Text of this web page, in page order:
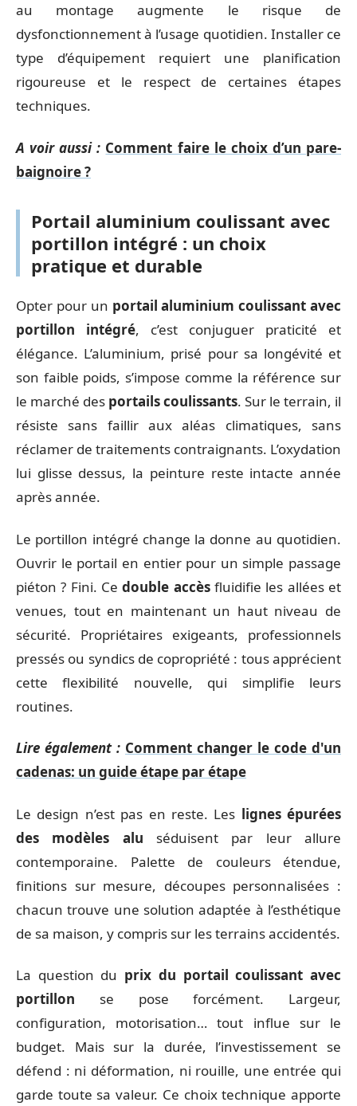
au montage augmente le risque de
dysfonctionnement à l’usage quotidien. Installer ce
type d’équipement requiert une planification
rigoureuse et le respect de certaines étapes
techniques.
A voir aussi : Comment faire le choix d’un pare-
baignoire ?
Portail aluminium coulissant avec
portillon intégré : un choix
pratique et durable
Opter pour un portail aluminium coulissant avec
portillon intégré, c’est conjuguer praticité et
élégance. L’aluminium, prisé pour sa longévité et
son faible poids, s’impose comme la référence sur
le marché des portails coulissants. Sur le terrain, il
résiste sans faillir aux aléas climatiques, sans
réclamer de traitements contraignants. L’oxydation
lui glisse dessus, la peinture reste intacte année
après année.
Le portillon intégré change la donne au quotidien.
Ouvrir le portail en entier pour un simple passage
piéton ? Fini. Cedouble accèsfluidifie les allées et
venues, tout en maintenant un haut niveau de
sécurité. Propriétaires exigeants, professionnels
pressés ou syndics de copropriété : tous apprécient
cette flexibilité nouvelle, qui simplifie leurs
routines.
Lire également : Comment changer le code d'un
cadenas: un guide étape par étape
Le design n’est pas en reste. Les lignes épurées
des modèles alu séduisent par leur allure
contemporaine. Palette de couleurs étendue,
finitions sur mesure, découpes personnalisées :
chacun trouve une solution adaptée à l’esthétique
de sa maison, y compris sur les terrains accidentés.
La question du prix du portail coulissant avec
portillon se pose forcément. Largeur,
configuration, motorisation… tout influe sur le
budget. Mais sur la durée, l’investissement se
défend : ni déformation, ni rouille, une entrée qui
garde toute sa valeur. Ce choix technique apporte